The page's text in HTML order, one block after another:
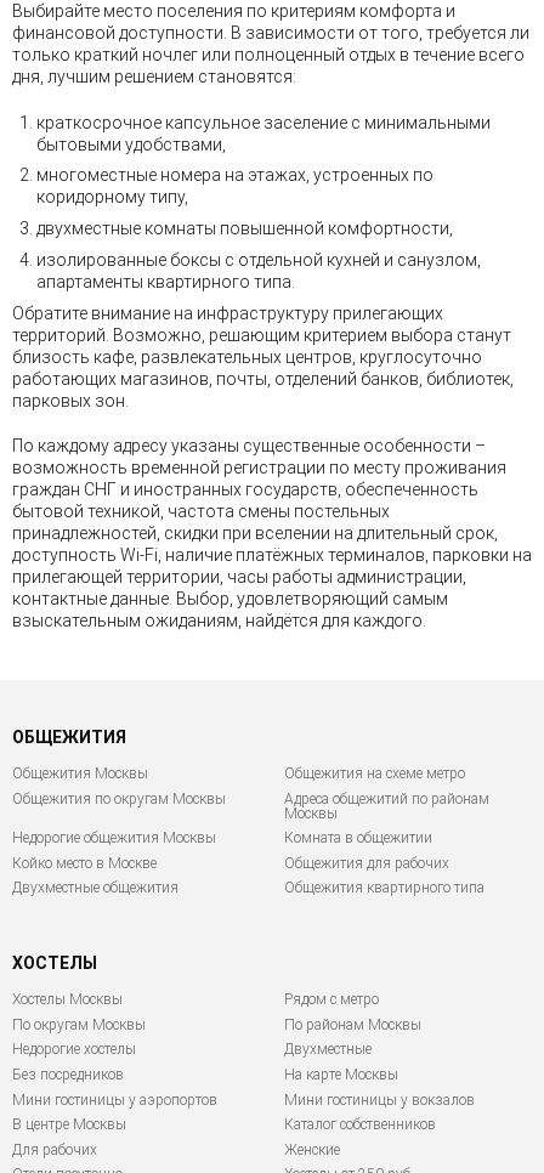
Выбирайте место поселения по критериям комфорта и
финансовой доступности. В зависимости от того, требуется ли
только краткий ночлег или полноценный отдых в течение всего
дня, лучшим решением становятся:
краткосрочное капсульное заселение с минимальными
бытовыми удобствами,
многоместные номера на этажах, устроенных по
коридорному типу,
двухместные комнаты повышенной комфортности,
изолированные боксы с отдельной кухней и санузлом,
апартаменты квартирного типа.
Обратите внимание на инфраструктуру прилегающих
территорий. Возможно, решающим критерием выбора станут
близость кафе, развлекательных центров, круглосуточно
работающих магазинов, почты, отделений банков, библиотек,
парковых зон.
По каждому адресу указаны существенные особенности –
возможность временной регистрации по месту проживания
граждан СНГ и иностранных государств, обеспеченность
бытовой техникой, частота смены постельных
принадлежностей, скидки при вселении на длительный срок,
доступность Wi-Fi, наличие платёжных терминалов, парковки на
прилегающей территории, часы работы администрации,
контактные данные. Выбор, удовлетворяющий самым
взыскательным ожиданиям, найдётся для каждого.
ОБЩЕЖИТИЯ
Общежития Москвы
Общежития на схеме метро
Общежития по округам Москвы
Адреса общежитий по районам
Москвы
Недорогие общежития Москвы
Комната в общежитии
Койко место в Москве
Общежития для рабочих
Двухместные общежития
Общежития квартирного типа
ХОСТЕЛЫ
Хостелы Москвы
По округам Москвы
Недорогие хостелы
Без посредников
Мини гостиницы у аэропортов
В центре Москвы
Для рабочих
Рядом с метро
По районам Москвы
Двухместные
На карте Москвы
Мини гостиницы у вокзалов
Каталог собственников
Женские